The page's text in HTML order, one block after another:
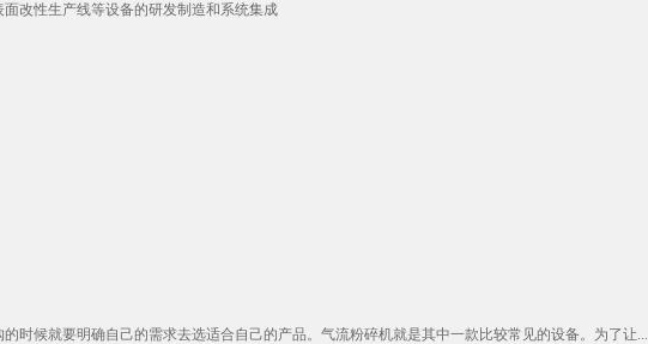
改性生产线等设备的研发制造和系统集成
时候就要明确自己的需求去选适合自己的产品。气流粉碎机就是其中一款比较常见的设备。为了让...